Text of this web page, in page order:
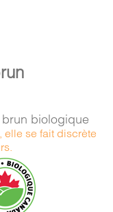
biologique
elle se fait discrète